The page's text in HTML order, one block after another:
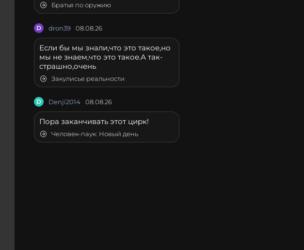
Братья по оружию
D dron39 08.08.26
Если бы мы знали,что это такое,но
мы не знаем,что это такое.А так-
страшно,очень
Закулисье реальности
D Denji2014 08.08.26
Пора заканчивать этот цирк!
Человек-паук: Новый день